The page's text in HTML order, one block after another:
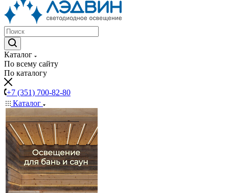
Каталог
По всему сайту
По каталогу
+7 (351) 700-82-80
Каталог